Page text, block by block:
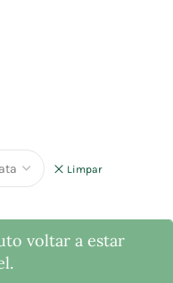
Limpar
voltar a estar